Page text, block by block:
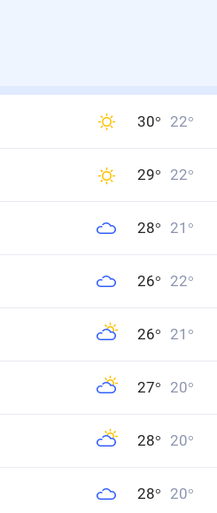
30° 22°
29° 22°
28° 21 °
26° 22°
26° 21 °
27° 20°
28° 20°
28° 20°